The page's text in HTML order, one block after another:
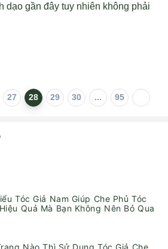
dạo gần đây tuy nhiên không phải
27 28 29 30 ... 95
Tóc Giả Nam Giúp Che Phủ Tóc
Quả Mà Bạn Không Nên Bỏ Qua